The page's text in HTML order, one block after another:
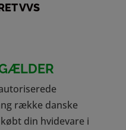
VVS
række danske
din hvidevare i